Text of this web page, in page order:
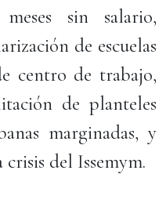
sin salario,
de escuelas
centro de trabajo,
de planteles
marginadas, y
del Issemym.